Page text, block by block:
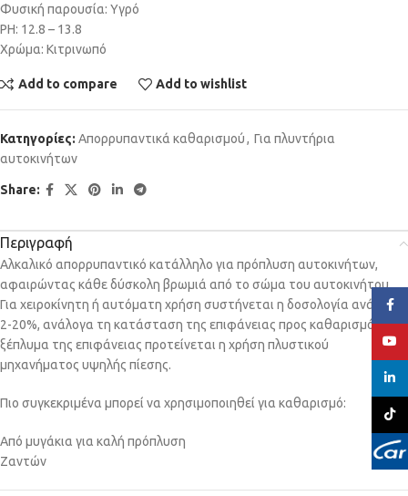
Φυσική παρουσία: Υγρό
PH: 12.8 – 13.8
Χρώμα: Κιτρινωπό
Add to compare Add to wishlist
Κατηγορίες: Απορρυπαντικά καθαρισμού, Για πλυντήρια
αυτοκινήτων
Share:
Περιγραφή
Αλκαλικό απορρυπαντικό κατάλληλο για πρόπλυση αυτοκινήτων,
αφαιρώντας κάθε δύσκολη βρωμιά από το σώμα του αυτοκινήτου.
Για χειροκίνητη ή αυτόματη χρήση συστήνεται η δοσολογία ανάμεσα
2-20%, ανάλογα τη κατάσταση της επιφάνειας προς καθαρισμό. Για
ξέπλυμα της επιφάνειας προτείνεται η χρήση πλυστικού
μηχανήματος υψηλής πίεσης.
Πιο συγκεκριμένα μπορεί να χρησιμοποιηθεί για καθαρισμό:
Από μυγάκια για καλή πρόπλυση
Ζαντών